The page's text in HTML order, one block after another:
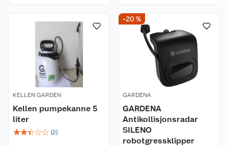
KELLEN GARDEN
Kellen pumpekanne 5
liter
☆☆☆☆☆ (2)
-20 %
GARDENA
GARDENA
Antikollisjonsradar
SILENO
robotgressklipper